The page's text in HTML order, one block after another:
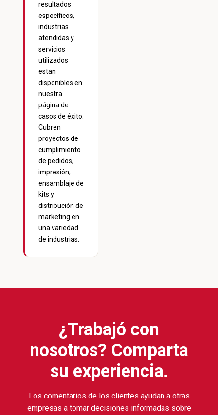
resultados
específicos,
industrias
atendidas y
servicios
utilizados
están
disponibles en
nuestra
página de
casos de éxito
Cubren
proyectos de
cumplimiento
de pedidos,
impresión,
ensamblaje de
kits y
distribución de
marketing en
una variedad
de industrias.
¿Trabajó con
nosotros? Comparta
su experiencia.
Los comentarios de los clientes ayudan a otras
empresas a tomar decisiones informadas sobre